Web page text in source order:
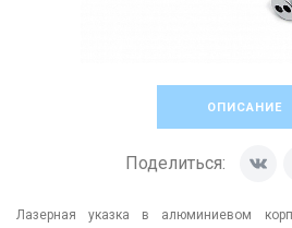
ОПИСАНИЕ
Поделиться:
Лазерная указка в алюминиевом